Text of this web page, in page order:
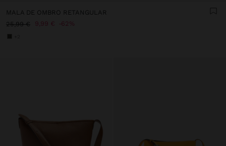
MALA DE OMBRO RETANGULAR
25,99 €
9,99 € 62%